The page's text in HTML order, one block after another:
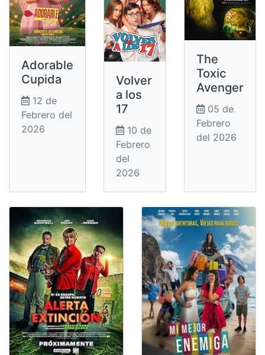
Adorable
Cupida
12 de
Febrero del
2026
Volver
a los
17
10 de
Febrero
del
2026
The
Toxic
Avenger
05 de
Febrero
del 2026